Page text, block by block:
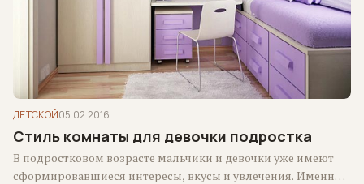
ДЕТСКОЙ05.02.2016
Стиль комнаты для девочки подростка
В подростковом возрасте мальчики и девочки уже имеют
сформировавшиеся интересы, вкусы и увлечения. Именно